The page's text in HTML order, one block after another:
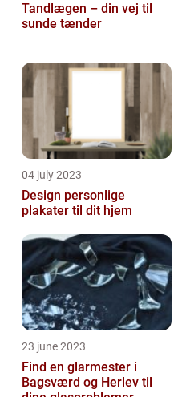
Tandlægen – din vej til
sunde tænder
04 july 2023
Design personlige
plakater til dit hjem
23 june 2023
Find en glarmester i
Bagsværd og Herlev til